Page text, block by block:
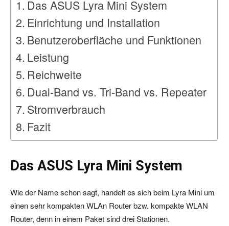
Das ASUS Lyra Mini System
Einrichtung und Installation
Benutzeroberfläche und Funktionen
Leistung
Reichweite
Dual-Band vs. Tri-Band vs. Repeater
Stromverbrauch
Fazit
Das ASUS Lyra Mini System
Wie der Name schon sagt, handelt es sich beim Lyra Mini um
einen sehr kompakten WLAn Router bzw. kompakte WLAN
Router, denn in einem Paket sind drei Stationen.